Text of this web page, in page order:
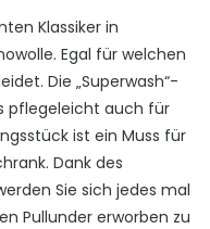
Klassiker in
Egal für welchen
Die „Superwash“-
pflegeleicht auch für
ist ein Muss für
Dank des
Sie sich jedes mal
Pullunder erworben zu